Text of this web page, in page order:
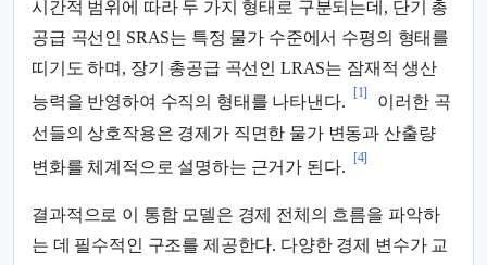
시간적 범위에 따라 두 가지 형태로 구분되는데, 단기 총
공급 곡선인 SRAS는 특정 물가 수준에서 수평의 형태를
띠기도 하며, 장기 총공급 곡선인 LRAS는 잠재적 생산
능력을 반영하여 수직의 형태를 나타낸다.
[1]
이러한 곡
선들의 상호작용은 경제가 직면한 물가 변동과 산출량
변화를 체계적으로 설명하는 근거가 된다.
[4]
결과적으로 이 통합 모델은 경제 전체의 흐름을 파악하
는 데 필수적인 구조를 제공한다. 다양한 경제 변수가 교